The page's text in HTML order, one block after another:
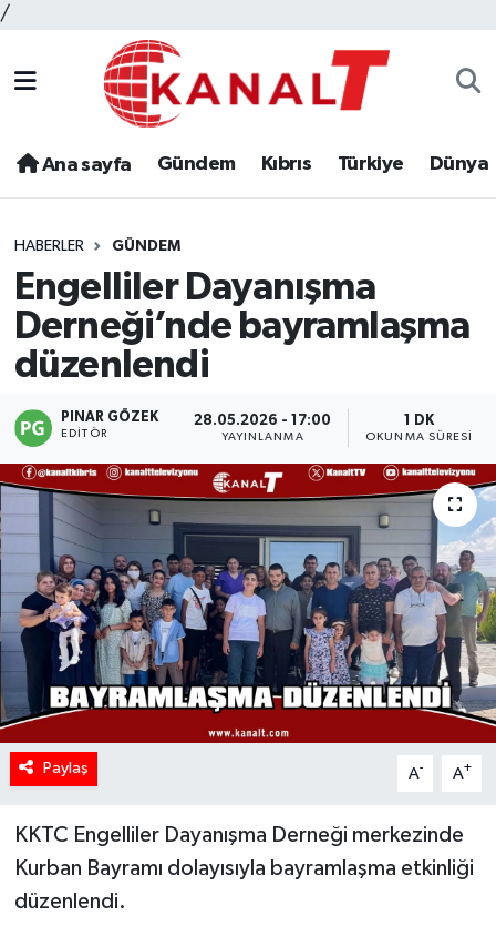
/
Ana sayfa Gündem Kıbrıs Türkiye Dünya
HABERLER GÜNDEM
Engelliler Dayanışma
Derneği’nde bayramlaşma
düzenlendi
PINAR GÖZEK
EDITÖR
28.05.2026 - 17:00
YAYINLANMA
1 DK
OKUNMA SÜRESI
Paylaş A- A+
KKTC Engelliler Dayanışma Derneği merkezinde
Kurban Bayramı dolayısıyla bayramlaşma etkinliği
düzenlendi.